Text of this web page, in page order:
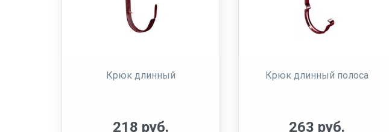
Крюк длинный
218 руб.
Крюк длинный полоса
263 руб.